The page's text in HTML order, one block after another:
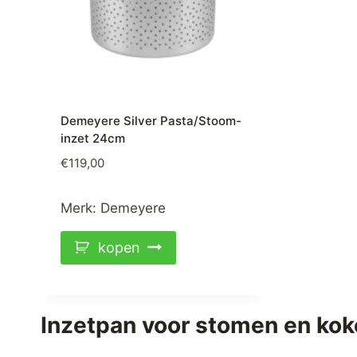
Demeyere Silver Pasta/Stoom-
inzet 24cm
€119,00
Merk: Demeyere
kopen
Inzetpan voor stomen en